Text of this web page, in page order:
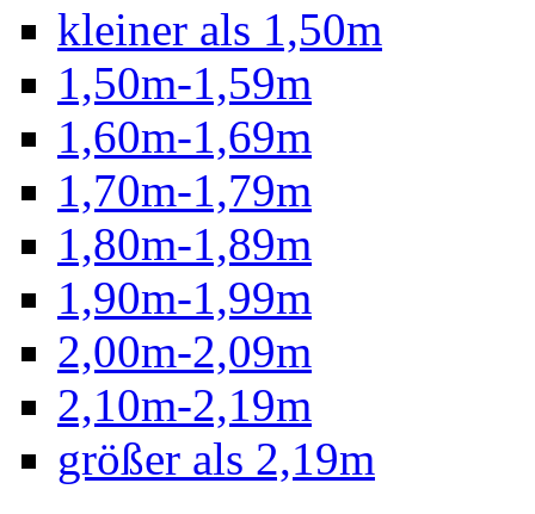
kleiner als 1,50m
1,50m-1,59m
1,60m-1,69m
1,70m-1,79m
1,80m-1,89m
1,90m-1,99m
2,00m-2,09m
2,10m-2,19m
größer als 2,19m